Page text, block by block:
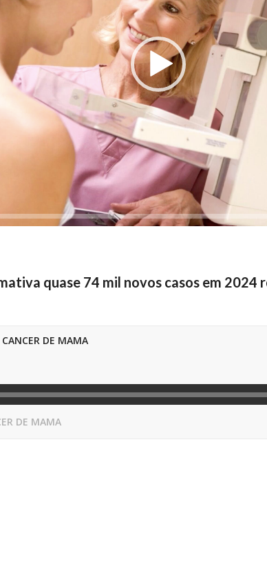
quase 74 mil novos casos em
DE MAMA
DE MAMA